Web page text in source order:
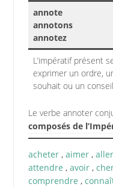
annote
annotons
annotez
L’impératif présent
exprimer un ordre,
souhait ou un
Le verbe annoter
composés de
acheter, aimer, aller
attendre , avoir,
comprendre ,